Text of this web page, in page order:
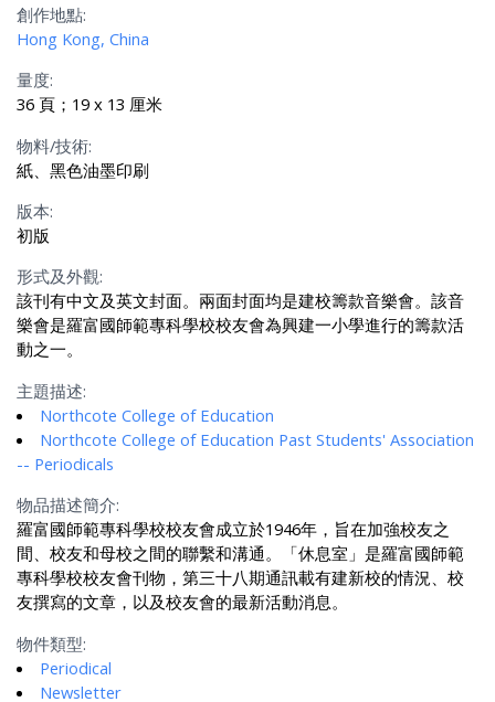
創作地點:
Hong Kong, China
量度:
36 頁；19 x 13 厘米
物料/技術:
紙、黑色油墨印刷
版本:
初版
形式及外觀:
該刊有中文及英文封面。兩面封面均是建校籌款音樂會。該音
樂會是羅富國師範專科學校校友會為興建一小學進行的籌款活
動之一。
主題描述:
Northcote College of Education
Northcote College of Education Past Students' Association
-- Periodicals
物品描述簡介:
羅富國師範專科學校校友會成立於1946年，旨在加強校友之
間、校友和母校之間的聯繫和溝通。「休息室」是羅富國師範
專科學校校友會刊物，第三十八期通訊載有建新校的情況、校
友撰寫的文章，以及校友會的最新活動消息。
物件類型:
Periodical
Newsletter